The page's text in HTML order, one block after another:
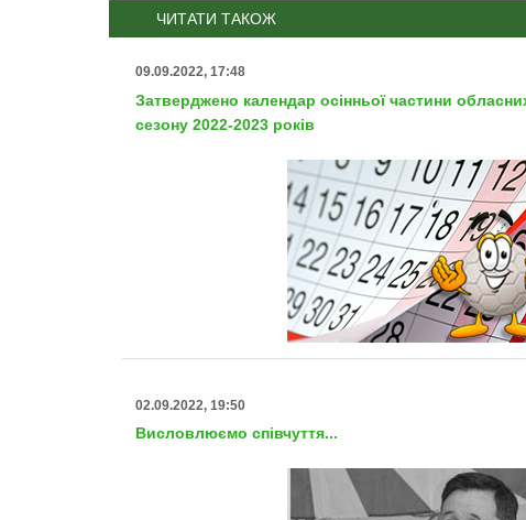
ЧИТАТИ ТАКОЖ
09.09.2022, 17:48
Затверджено календар осінньої частини
сезону 2022-2023 років
02.09.2022, 19:50
Висловлюємо співчуття...